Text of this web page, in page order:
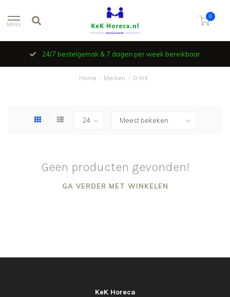
MENU
0
24/7 bestelgemak & 7 dagen per week bereikbaar
Home Merken OWK
Geen producten gevonden!
GA VERDER MET WINKELEN
KeK Horeca